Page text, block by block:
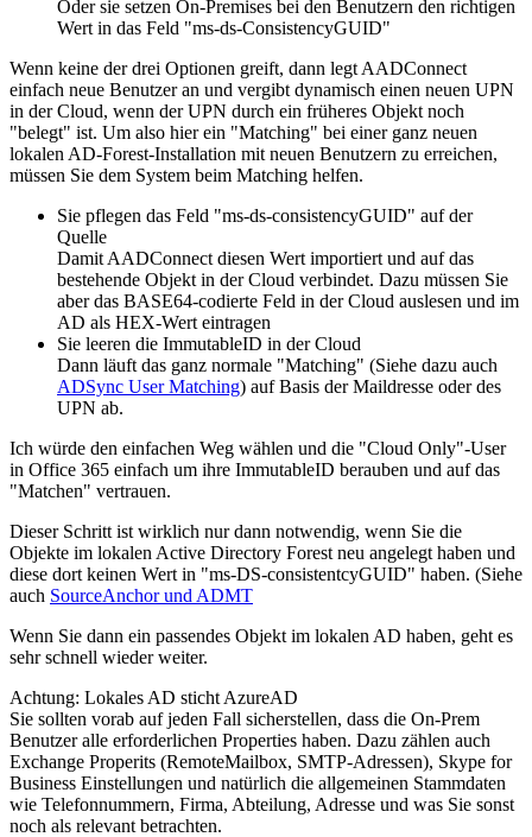
Oder sie setzen On-Premises bei den Benutzern den richtigen
Wert in das Feld "ms-ds-ConsistencyGUID"
Wenn keine der drei Optionen greift, dann legt AADConnect
einfach neue Benutzer an und vergibt dynamisch einen neuen UPN
in der Cloud, wenn der UPN durch ein früheres Objekt noch
"belegt" ist. Um also hier ein "Matching" bei einer ganz neuen
lokalen AD-Forest-Installation mit neuen Benutzern zu erreichen,
müssen Sie dem System beim Matching helfen.
Sie pflegen das Feld "ms-ds-consistencyGUID" auf der
Quelle
Damit AADConnect diesen Wert importiert und auf das
bestehende Objekt in der Cloud verbindet. Dazu müssen Sie
aber das BASE64-codierte Feld in der Cloud auslesen und im
AD als HEX-Wert eintragen
Sie leeren die ImmutableID in der Cloud
Dann läuft das ganz normale "Matching" (Siehe dazu auch
ADSync User Matching) auf Basis der Maildresse oder des
UPN ab.
Ich würde den einfachen Weg wählen und die "Cloud Only"-User
in Office 365 einfach um ihre ImmutableID berauben und auf das
"Matchen" vertrauen.
Dieser Schritt ist wirklich nur dann notwendig, wenn Sie die
Objekte im lokalen Active Directory Forest neu angelegt haben und
diese dort keinen Wert in "ms-DS-consistentcyGUID" haben. (Siehe
auch SourceAnchor und ADMT
Wenn Sie dann ein passendes Objekt im lokalen AD haben, geht es
sehr schnell wieder weiter.
Achtung: Lokales AD sticht AzureAD
Sie sollten vorab auf jeden Fall sicherstellen, dass die On-Prem
Benutzer alle erforderlichen Properties haben. Dazu zählen auch
Exchange Properits (RemoteMailbox, SMTP-Adressen), Skype for
Business Einstellungen und natürlich die allgemeinen Stammdaten
wie Telefonnummern, Firma, Abteilung, Adresse und was Sie sonst
noch als relevant betrachten.